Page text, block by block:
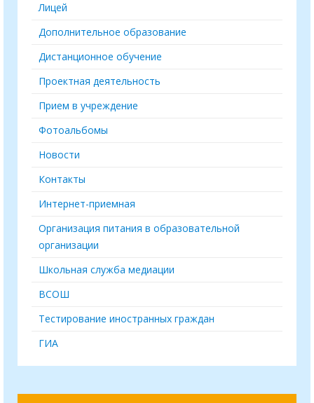
Лицей
Дополнительное образование
Дистанционное обучение
Проектная деятельность
Прием в учреждение
Фотоальбомы
Новости
Контакты
Интернет-приемная
Организация питания в образовательной
организации
Школьная служба медиации
ВСОШ
Тестирование иностранных граждан
ГИА